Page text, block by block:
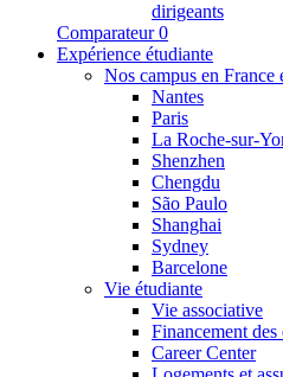
dirigeants
Comparateur 0
Expérience étudiante
Nos campus en France
Nantes
Paris
La Roche-sur-
Shenzhen
Chengdu
São Paulo
Shanghai
Sydney
Barcelone
Vie étudiante
Vie associative
Financement des
Career Center